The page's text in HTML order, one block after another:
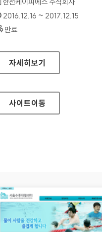
인증기간 :
2016.12.16 ~ 2017.12.15
상태 :
만료
한전KPS 대표 홈페이지
자세히보기
사이트이동